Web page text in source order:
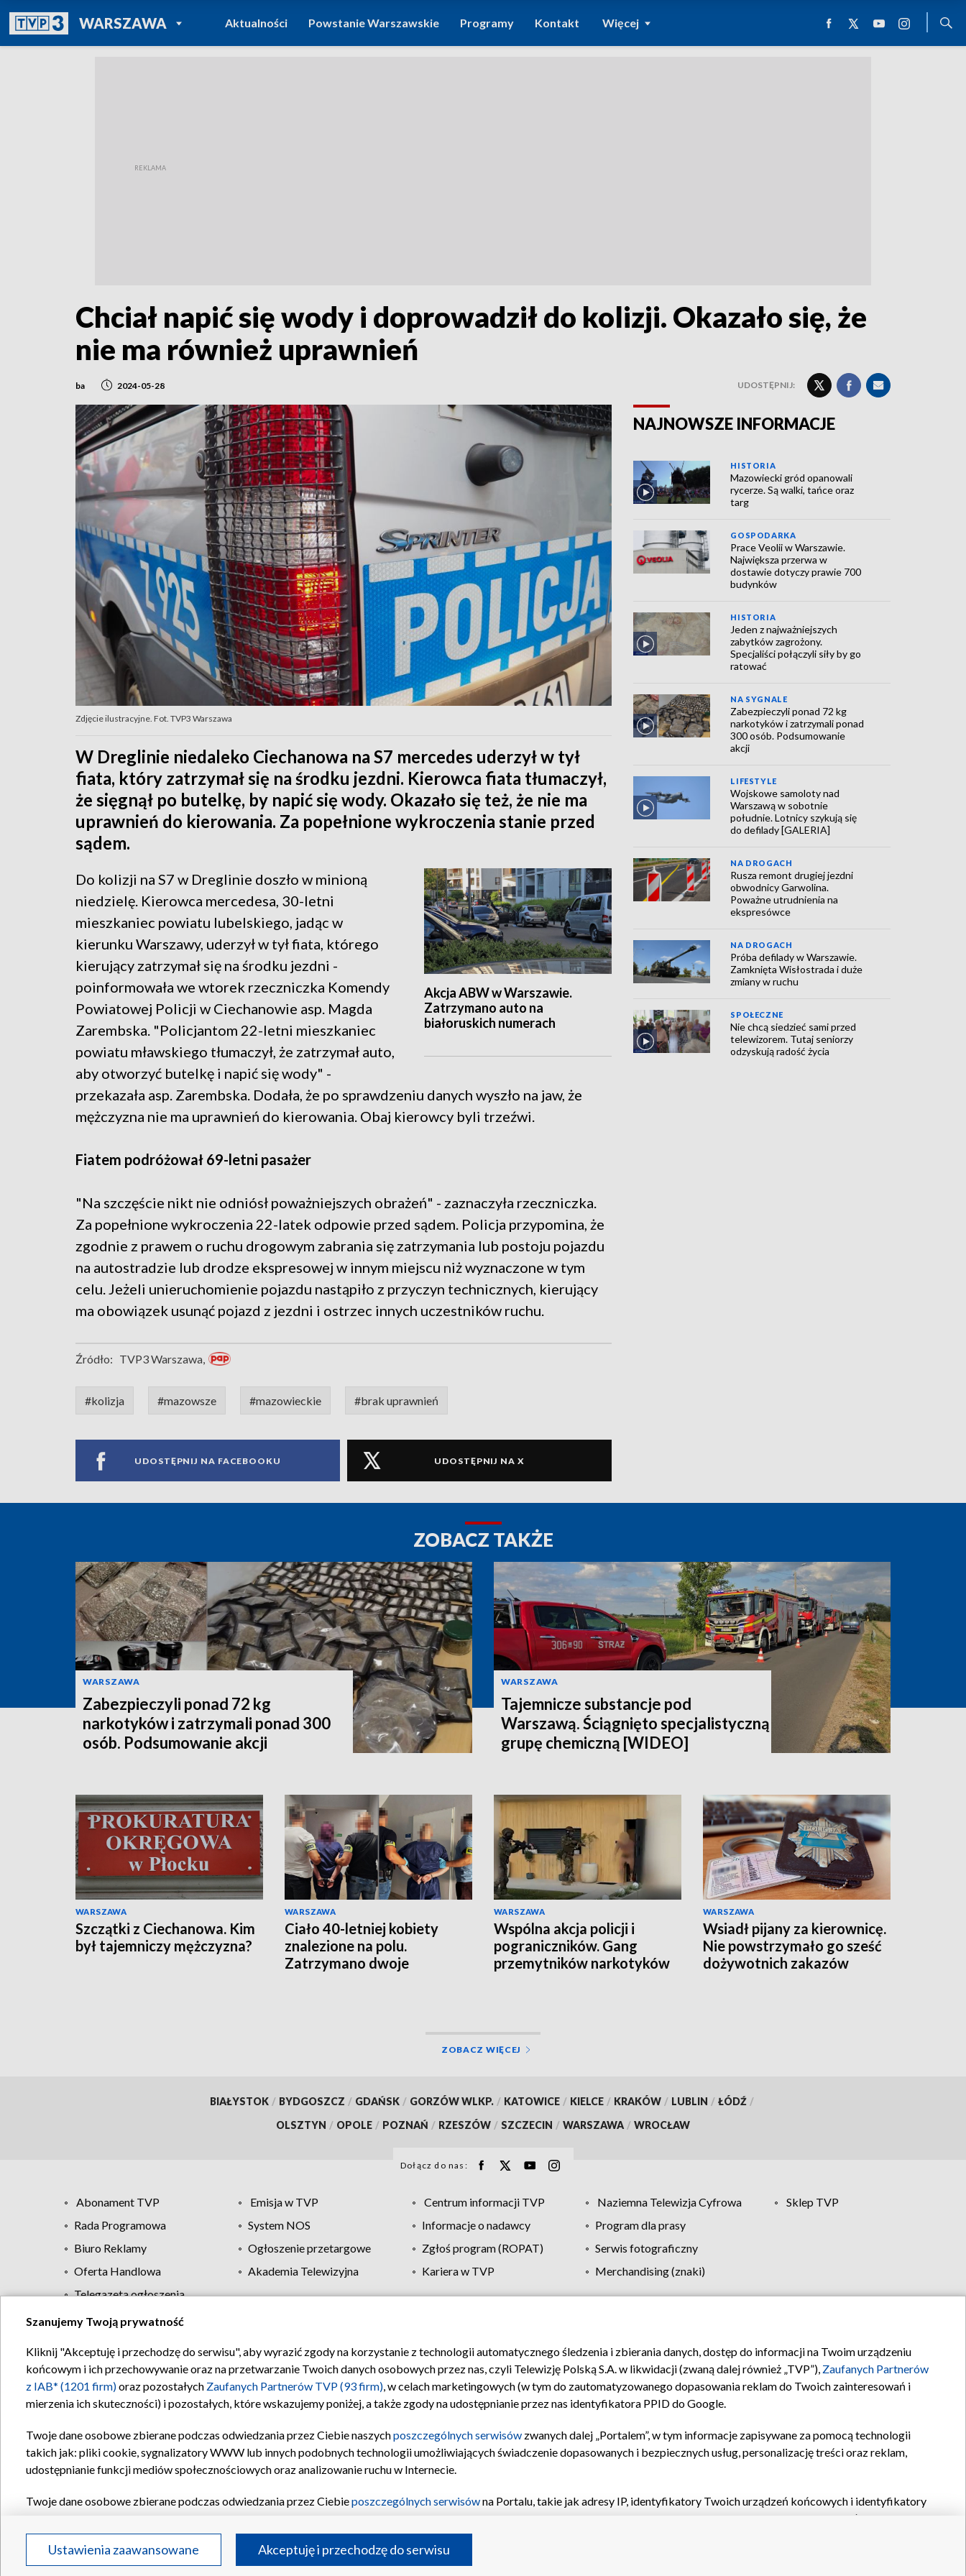
WARSZAWAPOWRÓT DO
TVP REGIONY
Aktualności Powstanie Warszawskie Programy Kontakt Więcej
Chciał napić się wody i doprowadził do kolizji. Okazało się, że
nie ma również uprawnień
ba 2024-05-28 UDOSTĘPNIJ:
Zdjęcie ilustracyjne. Fot. TVP3 Warszawa
W Dreglinie niedaleko Ciechanowa na S7 mercedes uderzył w tył
fiata, który zatrzymał się na środku jezdni. Kierowca fiata tłumaczył,
że sięgnął po butelkę, by napić się wody. Okazało się też, że nie ma
uprawnień do kierowania. Za popełnione wykroczenia stanie przed
sądem.
Akcja ABW w Warszawie.
Zatrzymano auto na
białoruskich numerach
Do kolizji na S7 w Dreglinie doszło w minioną
niedzielę. Kierowca mercedesa, 30-letni
mieszkaniec powiatu lubelskiego, jadąc w
kierunku Warszawy, uderzył w tył fiata, którego
kierujący zatrzymał się na środku jezdni -
poinformowała we wtorek rzeczniczka Komendy
Powiatowej Policji w Ciechanowie asp. Magda
Zarembska. "Policjantom 22-letni mieszkaniec
powiatu mławskiego tłumaczył, że zatrzymał auto,
aby otworzyć butelkę i napić się wody" -
przekazała asp. Zarembska. Dodała, że po sprawdzeniu danych wyszło na jaw, że
mężczyzna nie ma uprawnień do kierowania. Obaj kierowcy byli trzeźwi.
Fiatem podróżował 69-letni pasażer
"Na szczęście nikt nie odniósł poważniejszych obrażeń" - zaznaczyła rzeczniczka.
Za popełnione wykroczenia 22-latek odpowie przed sądem. Policja przypomina, że
zgodnie z prawem o ruchu drogowym zabrania się zatrzymania lub postoju pojazdu
na autostradzie lub drodze ekspresowej w innym miejscu niż wyznaczone w tym
celu. Jeżeli unieruchomienie pojazdu nastąpiło z przyczyn technicznych, kierujący
ma obowiązek usunąć pojazd z jezdni i ostrzec innych uczestników ruchu.
Źródło: TVP3 Warszawa,
#kolizja #mazowsze #mazowieckie #brak uprawnień
UDOSTĘPNIJ NA FACEBOOKU UDOSTĘPNIJ NA X
NAJNOWSZE INFORMACJE
HISTORIA
Mazowiecki gród opanowali
rycerze. Są walki, tańce oraz
targ
GOSPODARKA
Prace Veolii w Warszawie.
Największa przerwa w
dostawie dotyczy prawie 700
budynków
HISTORIA
Jeden z najważniejszych
zabytków zagrożony.
Specjaliści połączyli siły by go
ratować
NA SYGNALE
Zabezpieczyli ponad 72 kg
narkotyków i zatrzymali ponad
300 osób. Podsumowanie
akcji
LIFESTYLE
Wojskowe samoloty nad
Warszawą w sobotnie
południe. Lotnicy szykują się
do defilady [GALERIA]
NA DROGACH
Rusza remont drugiej jezdni
obwodnicy Garwolina.
Poważne utrudnienia na
ekspresówce
NA DROGACH
Próba defilady w Warszawie.
Zamknięta Wisłostrada i duże
zmiany w ruchu
SPOŁECZNE
Nie chcą siedzieć sami przed
telewizorem. Tutaj seniorzy
odzyskują radość życia
ZOBACZ TAKŻE
WARSZAWA
Zabezpieczyli ponad 72 kg
narkotyków i zatrzymali ponad 300
osób. Podsumowanie akcji
WARSZAWA
Tajemnicze substancje pod
Warszawą. Ściągnięto specjalistyczną
grupę chemiczną [WIDEO]
WARSZAWA
Szczątki z Ciechanowa. Kim
był tajemniczy mężczyzna?
WARSZAWA
Ciało 40-letniej kobiety
znalezione na polu.
Zatrzymano dwoje
WARSZAWA
Wspólna akcja policji i
pograniczników. Gang
przemytników narkotyków
WARSZAWA
Wsiadł pijany za kierownicę.
Nie powstrzymało go sześć
dożywotnich zakazów
ZOBACZ WIĘCEJ
BIAŁYSTOK / BYDGOSZCZ / GDAŃSK / GORZÓW WLKP. / KATOWICE / KIELCE / KRAKÓW / LUBLIN / ŁÓDŹ /
OLSZTYN / OPOLE / POZNAŃ / RZESZÓW / SZCZECIN / WARSZAWA / WROCŁAW
Dołącz do nas:
Abonament TVP Emisja w TVP Centrum informacji TVP Naziemna Telewizja Cyfrowa
Sklep TVP
Rada Programowa
System NOS Informacje o nadawcy
Program dla prasy
Biuro Reklamy
Ogłoszenie przetargowe Zgłoś program (ROPAT)
Serwis fotograficzny
Oferta Handlowa
Akademia Telewizyjna Kariera w TVP
Merchandising (znaki)
Telegazeta ogłoszenia
Regulamin TVP Polityka prywatności Moje zgody Pomoc Biuro reklamy Kontakt
Szanujemy Twoją prywatność
Kliknij "Akceptuję i przechodzę do serwisu", aby wyrazić zgody na korzystanie z technologii automatycznego śledzenia i zbierania danych, dostęp do informacji na Twoim urządzeniu
końcowym i ich przechowywanie oraz na przetwarzanie Twoich danych osobowych przez nas, czyli Telewizję Polską S.A. w likwidacji (zwaną dalej również „TVP”), Zaufanych Partnerów
z IAB* (1201 firm)oraz pozostałych Zaufanych Partnerów TVP (93 firm), w celach marketingowych (w tym do zautomatyzowanego dopasowania reklam do Twoich zainteresowań i
mierzenia ich skuteczności) i pozostałych, które wskazujemy poniżej, a także zgody na udostępnianie przez nas identyfikatora PPID do Google.
Twoje dane osobowe zbierane podczas odwiedzania przez Ciebie naszychposzczególnych serwisów zwanych dalej „Portalem”, w tym informacje zapisywane za pomocą technologii
takich jak: pliki cookie, sygnalizatory WWW lub innych podobnych technologii umożliwiających świadczenie dopasowanych i bezpiecznych usług, personalizację treści oraz reklam,
udostępnianie funkcji mediów społecznościowych oraz analizowanie ruchu w Internecie.
Twoje dane osobowe zbierane podczas odwiedzania przez Ciebieposzczególnych serwisówna Portalu, takie jak adresy IP, identyfikatory Twoich urządzeń końcowych i identyfikatory
oraz pozostałych
Partnerów TVPdla realizacji następujących celów i funkcji: przechowywania informacji na urządzeniu lub dostęp do nich, wyboru podstawowych reklam, wyboru spersonalizowanych
reklam, tworzenia profilu spersonalizowanych reklam, tworzenia profilu spersonalizowanych treści, wyboru spersonalizowanych treści, pomiaru wydajności reklam, pomiaru wydajności
treści, stosowania badań rynkowych w celu generowania opinii odbiorców, opracowywania i ulepszania produktów, zapewnienia bezpieczeństwa, zapobiegania oszustwom i usuwania
Ustawienia zaawansowane Akceptuję i przechodzę do serwisu